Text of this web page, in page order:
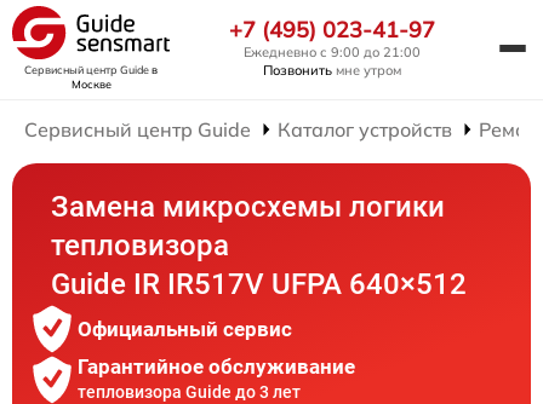
Сервисный центр Guideв
Москве
+7 (495) 023-41-97
Ежедневно с 9:00 до 21:00
Позвонить мне утром
Сервисный центр Guide Каталог устройств
Замена микросхемы логики
тепловизора
Guide IR IR517V UFPA 640×512
Официальный сервис
Гарантийное обслуживание
тепловизора Guide до 3 лет